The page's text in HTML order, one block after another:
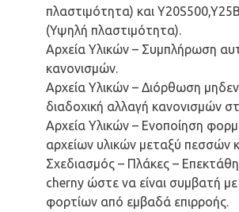
πλαστιμότητα) και
(Υψηλή πλαστιμότητα).
Αρχεία Υλικών – Συμπλήρωση
κανονισμών.
Αρχεία Υλικών – Διόρθωση
διαδοχική αλλαγή κανονισμών
Αρχεία Υλικών – Ενοποίηση
αρχείων υλικών μεταξύ πεσσών
Σχεδιασμός – Πλάκες –
cherny ώστε να είναι συμβατή
φορτίων από εμβαδά επιρροής.